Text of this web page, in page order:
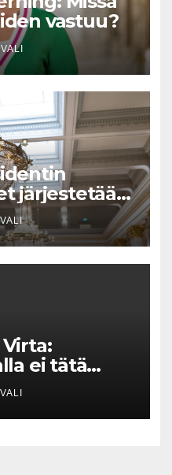
vastuu?
järjestetään
– Yle
ei tätä